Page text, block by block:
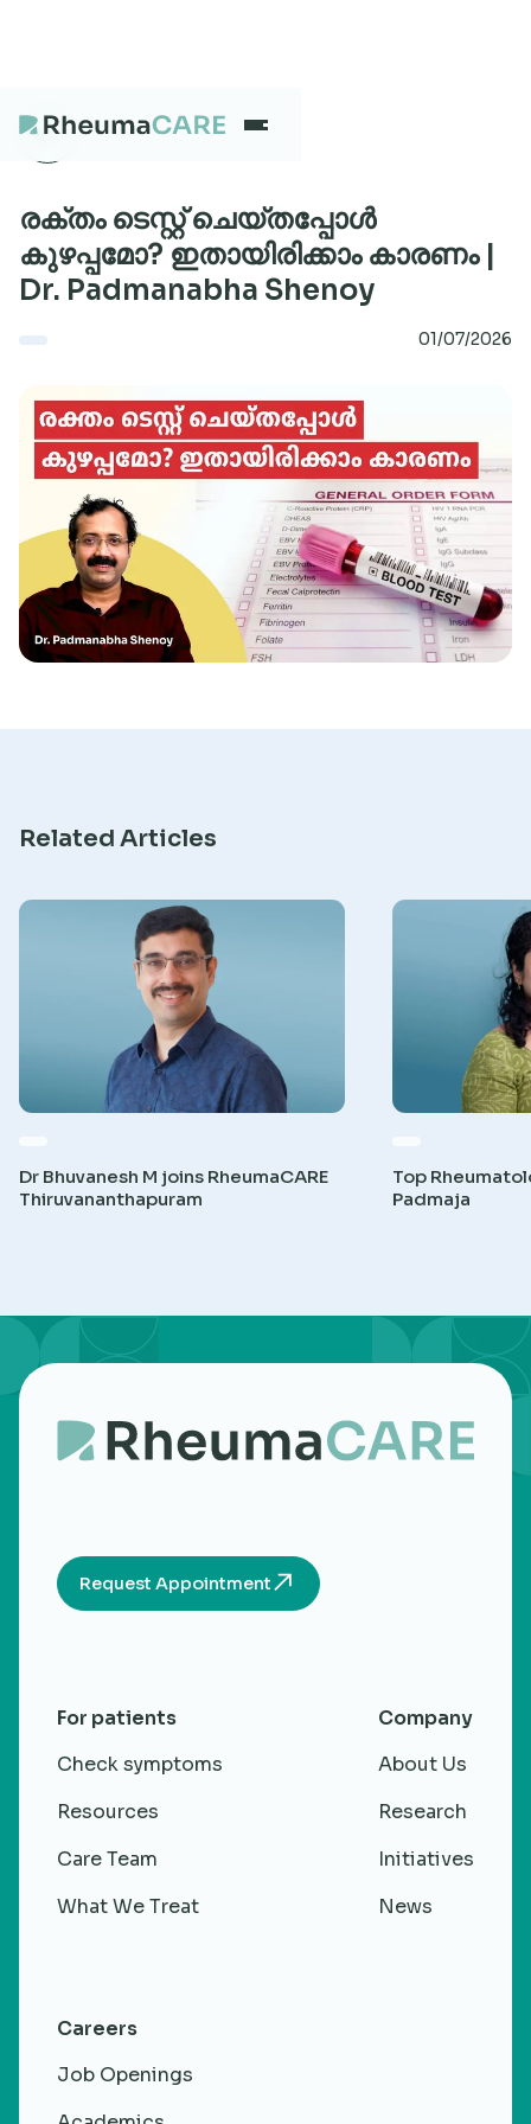
What we treat
Our Centres
About
Research
രക്തം ടെസ്റ്റ് ചെയ്‌തപ്പോൾ
കുഴപ്പമോ? ഇതായിരിക്കാം കാരണം |
Dr. Padmanabha Shenoy
01/07/2026
Related Articles
Dr Bhuvanesh M joins RheumaCARE
Thiruvananthapuram
Top
Padmaja
Request Appointment
For patients
Check symptoms
Resources
Care Team
What We Treat
Company
About Us
Research
Initiatives
News
Careers
Job Openings